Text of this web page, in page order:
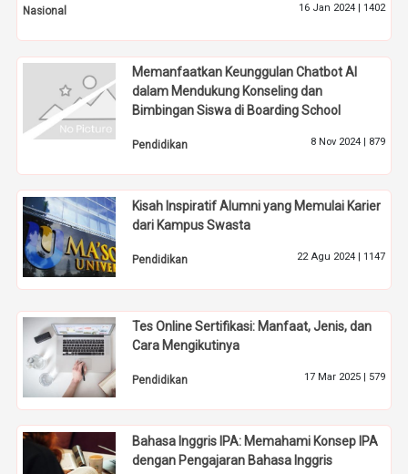
Nasional 16 Jan 2024 | 1402
Memanfaatkan Keunggulan Chatbot AI
dalam Mendukung Konseling dan
Bimbingan Siswa di Boarding School
Pendidikan 8 Nov 2024 | 879
Kisah Inspiratif Alumni yang Memulai Karier
dari Kampus Swasta
Pendidikan 22 Agu 2024 | 1147
Tes Online Sertifikasi: Manfaat, Jenis, dan
Cara Mengikutinya
Pendidikan 17 Mar 2025 | 579
Bahasa Inggris IPA: Memahami Konsep IPA
dengan Pengajaran Bahasa Inggris